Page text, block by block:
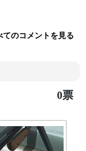
のコメントを見る
0票